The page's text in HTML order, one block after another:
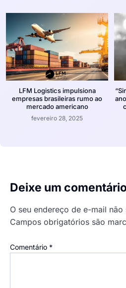
LFM Logistics impulsiona
empresas brasileiras rumo ao
mercado americano
fevereiro 28, 2025
Deixe um
O seu endereço de e-mail
Campos obrigatórios são
Comentário *